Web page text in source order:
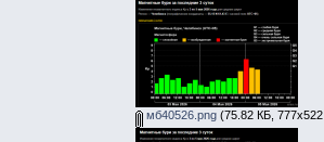
мб40526.png(75.82 КБ,